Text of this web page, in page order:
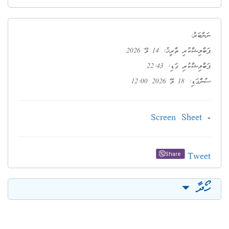
ނަންބަރު:
ޕަބްލިޝްކުރި ތާރީޚު: 14 މޭ 2026
ޕަބްލިޝްކުރި ގަޑި: 22:43
ސުންގަޑި: 18 މޭ 2026 12:00
-
Screen Sheet
Tweet
Share
ހޯދާ